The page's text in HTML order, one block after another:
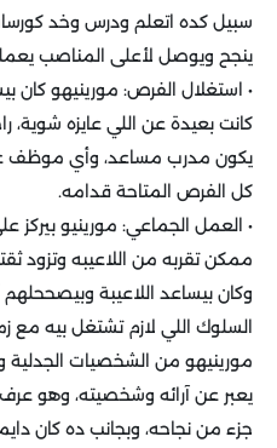
سبيل كده اتعلم ودرس وخد
ينجح ويوصل لأعلى المناصب
• استغلال الفرص: مورينيهو كان
كانت بعيدة عن اللي عايزه شوية،
يكون مدرب مساعد، وأي موظف
كل الفرص المتاحة قدامه.
• العمل الجماعي: مورينيو بيركز
ممكن تقربه من اللاعيبه وتزود
وكان بيساعد اللاعيبة
السلوك اللي لازم تشتغل بيه مع
مورينيهو من الشخصيات الجدلية
يعبر عن آرائه وشخصيته، وهو
جزء من نجاحه، وبجانب ده كان